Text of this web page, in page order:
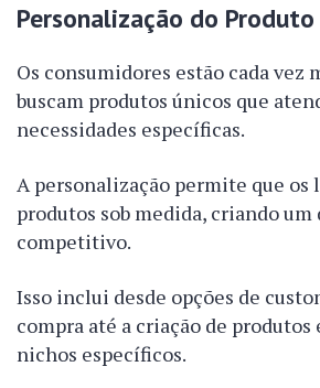
Personalização do Produto
Os consumidores estão cada vez
buscam produtos únicos que
necessidades específicas.
A personalização permite que os
produtos sob medida, criando
competitivo.
Isso inclui desde opções de
compra até a criação de produtos
nichos específicos.